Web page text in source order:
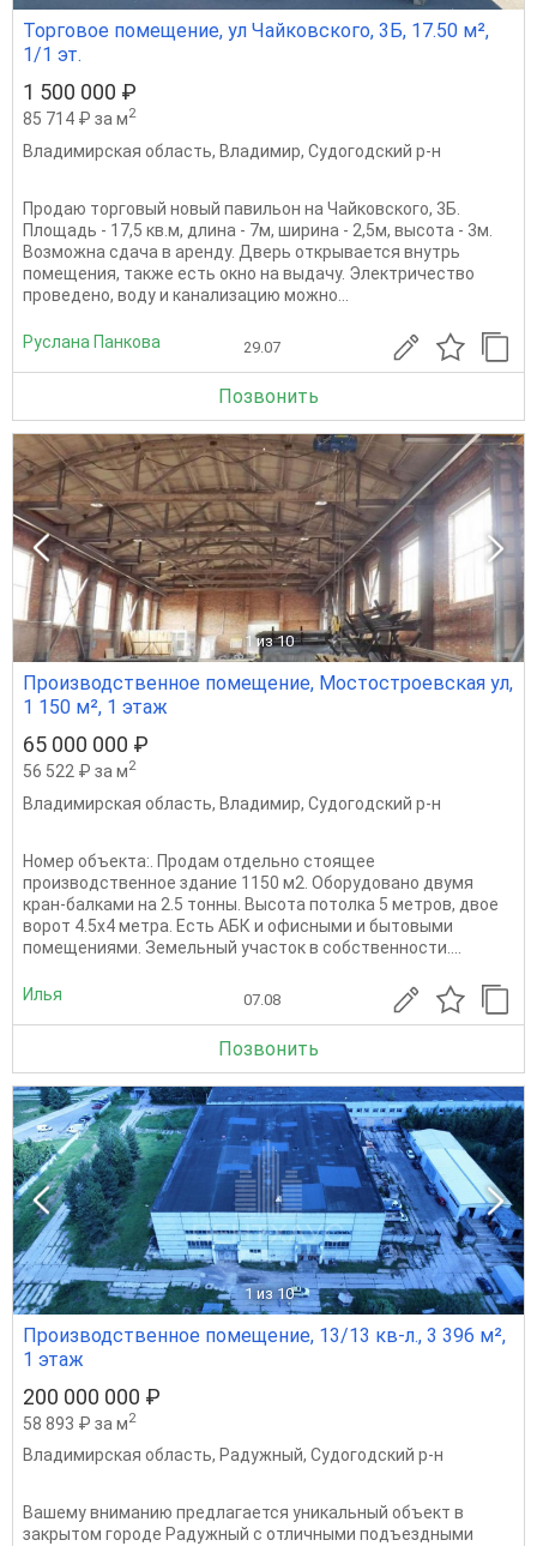
Торговое помещение, ул Чайковского, 3Б, 17.50 м²,
1/1 эт.
1 500 000 ₽
85 714 ₽ за м2
Владимирская область, Владимир, Судогодский р-н
Продаю торговый новый павильон на Чайковского, 3Б.
Площадь - 17,5 кв.м, длина - 7м, ширина - 2,5м, высота - 3м.
Возможна сдача в аренду. Дверь открывается внутрь
помещения, также есть окно на выдачу. Электричество
проведено, воду и канализацию можно...
Руслана Панкова 29.07
Позвонить
1 из 10
Производственное помещение, Мостостроевская ул,
1 150 м², 1 этаж
65 000 000 ₽
56 522 ₽ за м2
Владимирская область, Владимир, Судогодский р-н
Номер объекта:. Продам отдельно стоящее
производственное здание 1150 м2. Оборудовано двумя
кран-балками на 2.5 тонны. Высота потолка 5 метров, двое
ворот 4.5х4 метра. Есть АБК и офисными и бытовыми
помещениями. Земельный участок в собственности....
Илья 07.08
Позвонить
1 из 10
Производственное помещение, 13/13 кв-л., 3 396 м²,
1 этаж
200 000 000 ₽
58 893 ₽ за м2
Владимирская область, Радужный, Судогодский р-н
Вашему вниманию предлагается уникальный объект в
закрытом городе Радужный с отличными подъездными